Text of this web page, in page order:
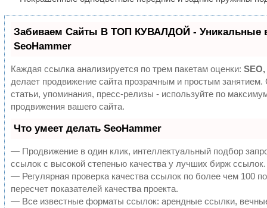
Забиваем Сайты В ТОП КУВАЛДОЙ - Уникальные
SeoHammer
Каждая ссылка анализируется по трем пакетам оценки:
делает продвижение сайта прозрачным и простым
статьи, упоминания, пресс-релизы - используйте по
продвижения вашего сайта.
Что умеет делать SeoHammer
— Продвижение в один клик, интеллектуальный подбор
ссылок с высокой степенью качества у лучших бирж ссылок.
— Регулярная проверка качества ссылок по более чем 100
пересчет показателей качества проекта.
— Все известные форматы ссылок: арендные ссылки,